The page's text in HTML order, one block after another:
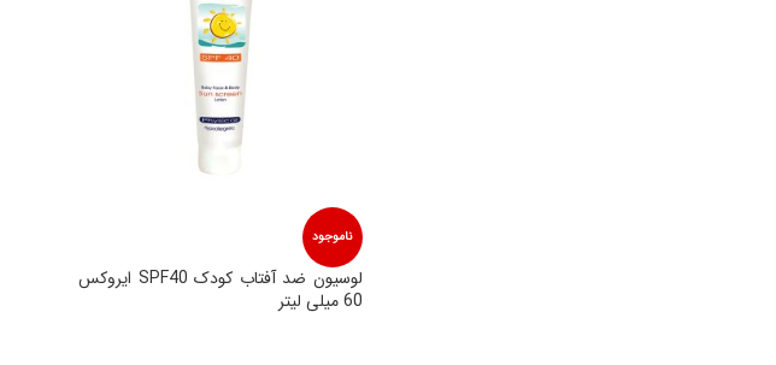
ناموجود
لوسیون ضد آفتاب کودک SPF40 ایروکس
60 میلی لیتر